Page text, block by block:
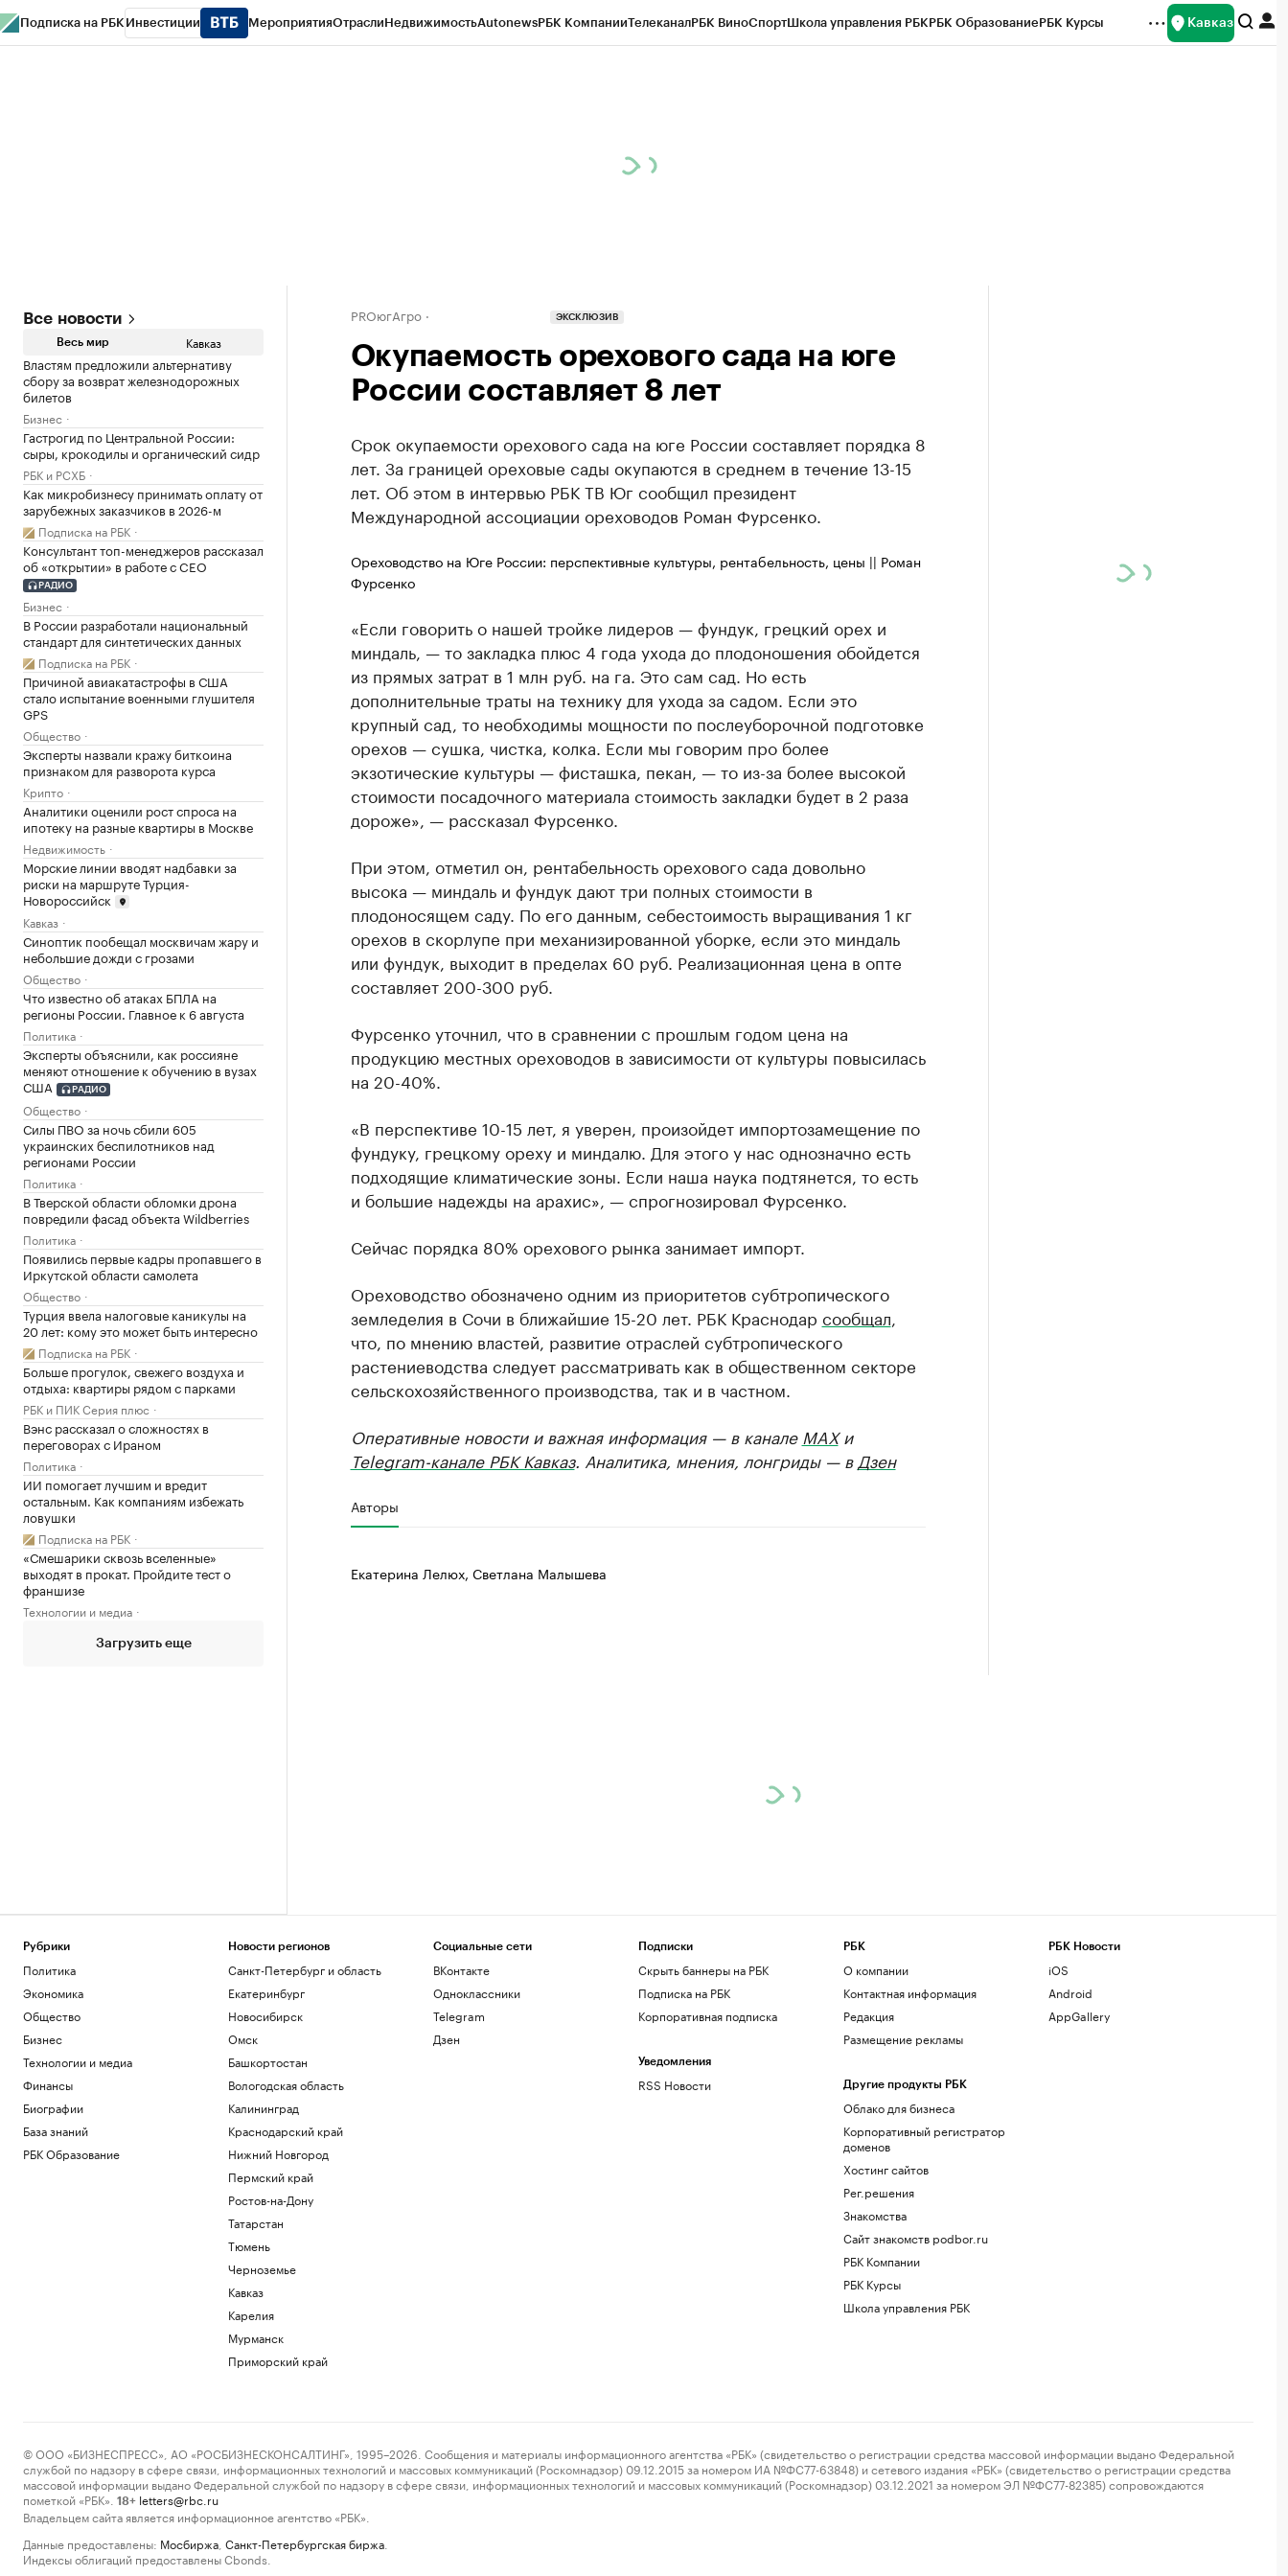
Подписка на РБК Инвестиции МероприятияОтраслиНедвижимостьAutonewsРБК КомпанииТелеканалРБК ВиноСпортШкола управления РБКРБК ОбразованиеРБК Курсы Кавказ
Все новости
Весь мир Кавказ
Властям предложили альтернативу
сбору за возврат железнодорожных
билетов
Бизнес
Гастрогид по Центральной России:
сыры, крокодилы и органический сидр
РБК и РСХБ
Как микробизнесу принимать оплату от
зарубежных заказчиков в 2026-м
Подписка на РБК
Консультант топ-менеджеров рассказал
об «открытии» в работе с CEO
РАДИО
Бизнес
В России разработали национальный
стандарт для синтетических данных
Подписка на РБК
Причиной авиакатастрофы в США
стало испытание военными глушителя
GPS
Общество
Эксперты назвали кражу биткоина
признаком для разворота курса
Крипто
Аналитики оценили рост спроса на
ипотеку на разные квартиры в Москве
Недвижимость
Морские линии вводят надбавки за
риски на маршруте Турция-
Новороссийск
Кавказ
Синоптик пообещал москвичам жару и
небольшие дожди с грозами
Общество
Что известно об атаках БПЛА на
регионы России. Главное к 6 августа
Политика
Эксперты объяснили, как россияне
меняют отношение к обучению в вузах
США
РАДИО
Общество
Силы ПВО за ночь сбили 605
украинских беспилотников над
регионами России
Политика
В Тверской области обломки дрона
повредили фасад объекта Wildberries
Политика
Появились первые кадры пропавшего в
Иркутской области самолета
Общество
Турция ввела налоговые каникулы на
20 лет: кому это может быть интересно
Подписка на РБК
Больше прогулок, свежего воздуха и
отдыха: квартиры рядом с парками
РБК и ПИК Серия плюс
Вэнс рассказал о сложностях в
переговорах с Ираном
Политика
ИИ помогает лучшим и вредит
остальным. Как компаниям избежать
ловушки
Подписка на РБК
«Смешарики сквозь вселенные»
выходят в прокат. Пройдите тест о
франшизе
Технологии и медиа
Загрузить еще
PROюгАгро ЭКСКЛЮЗИВ
Окупаемость орехового сада на юге
России составляет 8 лет
Срок окупаемости орехового сада на юге России составляет порядка 8
лет. За границей ореховые сады окупаются в среднем в течение 13-15
лет. Об этом в интервью РБК ТВ Юг сообщил президент
Международной ассоциации ореховодов Роман Фурсенко.
Ореховодство на Юге России: перспективные культуры, рентабельность, цены || Роман
Фурсенко
«Если говорить о нашей тройке лидеров — фундук, грецкий орех и
миндаль, — то закладка плюс 4 года ухода до плодоношения обойдется
из прямых затрат в 1 млн руб. на га. Это сам сад. Но есть
дополнительные траты на технику для ухода за садом. Если это
крупный сад, то необходимы мощности по послеуборочной подготовке
орехов — сушка, чистка, колка. Если мы говорим про более
экзотические культуры — фисташка, пекан, — то из-за более высокой
стоимости посадочного материала стоимость закладки будет в 2 раза
дороже», — рассказал Фурсенко.
При этом, отметил он, рентабельность орехового сада довольно
высока — миндаль и фундук дают три полных стоимости в
плодоносящем саду. По его данным, себестоимость выращивания 1 кг
орехов в скорлупе при механизированной уборке, если это миндаль
или фундук, выходит в пределах 60 руб. Реализационная цена в опте
составляет 200-300 руб.
Фурсенко уточнил, что в сравнении с прошлым годом цена на
продукцию местных ореховодов в зависимости от культуры повысилась
на 20-40%.
«В перспективе 10-15 лет, я уверен, произойдет импортозамещение по
фундуку, грецкому ореху и миндалю. Для этого у нас однозначно есть
подходящие климатические зоны. Если наша наука подтянется, то есть
и большие надежды на арахис», — спрогнозировал Фурсенко.
Сейчас порядка 80% орехового рынка занимает импорт.
Ореховодство обозначено одним из приоритетов субтропического
земледелия в Сочи в ближайшие 15-20 лет. РБК Краснодар сообщал
что, по мнению властей, развитие отраслей субтропического
растениеводства следует рассматривать как в общественном секторе
сельскохозяйственного производства, так и в частном.
Оперативные новости и важная информация — в канале MAXи
Telegram-канале РБК Кавказ. Аналитика, мнения, лонгриды — в Дзен
Авторы
Екатерина Лелюх, Светлана Малышева
Рубрики
Политика
Экономика
Общество
Бизнес
Технологии и медиа
Финансы
Биографии
База знаний
РБК Образование
Новости регионов
Санкт-Петербург и область
Екатеринбург
Новосибирск
Омск
Башкортостан
Вологодская область
Калининград
Краснодарский край
Нижний Новгород
Пермский край
Ростов-на-Дону
Татарстан
Тюмень
Черноземье
Кавказ
Карелия
Мурманск
Приморский край
Социальные сети
ВКонтакте
Одноклассники
Telegram
Дзен
Подписки
Скрыть баннеры на РБК
Подписка на РБК
Корпоративная подписка
Уведомления
RSS Новости
РБК
О компании
Контактная информация
Редакция
Размещение рекламы
Другие продукты РБК
Облако для бизнеса
Корпоративный регистратор
доменов
Хостинг сайтов
Рег.решения
Знакомства
Сайт знакомств podbor.ru
РБК Компании
РБК Курсы
Школа управления РБК
РБК Новости
iOS
Android
AppGallery
© ООО «БИЗНЕСПРЕСС», АО «РОСБИЗНЕСКОНСАЛТИНГ», 1995–2026. Сообщения и материалы информационного агентства «РБК» (свидетельство о регистрации средства массовой информации выдано Федеральной
службой по надзору в сфере связи, информационных технологий и массовых коммуникаций (Роскомнадзор) 09.12.2015 за номером ИА №ФС77-63848) и сетевого издания «РБК» (свидетельство о регистрации средства
массовой информации выдано Федеральной службой по надзору в сфере связи, информационных технологий и массовых коммуникаций (Роскомнадзор) 03.12.2021 за номером ЭЛ №ФС77-82385) сопровождаются
пометкой «РБК».
18+ letters@rbc.ru
Владельцем сайта является информационное агентство «РБК».
Данные предоставлены: Мосбиржа Санкт-Петербургская биржа
Индексы облигаций предоставлены Cbonds.